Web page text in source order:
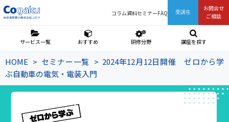
コラム資料セミナーFAQ 受講生
お問合せ
ご相談
サービス一覧 おすすめ 研修分野 講座を探す
HOME セミナー一覧
2024年12月12日開催 ゼロから学
ぶ自動車の電気・電装入門